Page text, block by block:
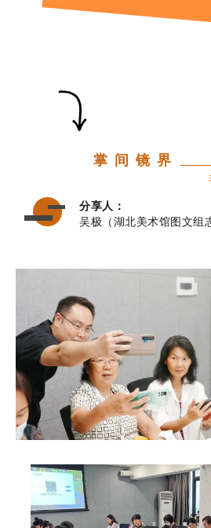
掌 间 镜 界
分享人：
吴极（湖北美术馆图文组